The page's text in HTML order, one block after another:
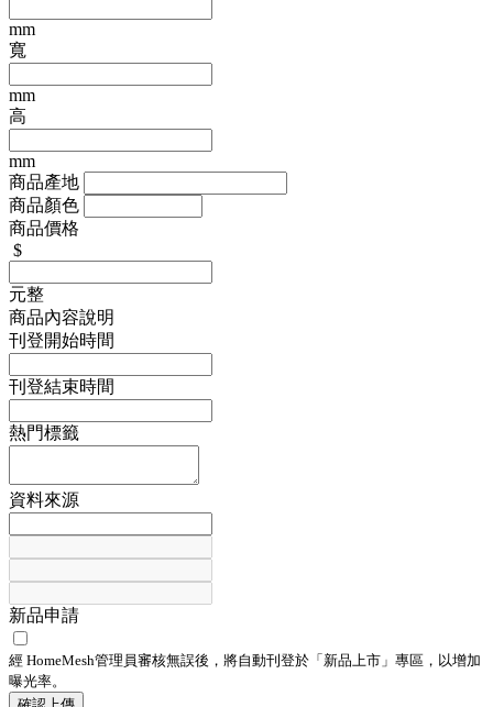
mm
寬
mm
高
mm
商品產地
商品顏色
商品價格
$
元整
商品內容說明
刊登開始時間
刊登結束時間
熱門標籤
資料來源
新品申請
經 HomeMesh管理員審核無誤後，將自動刊登於「新品上市 」專區，以增加
曝光率。